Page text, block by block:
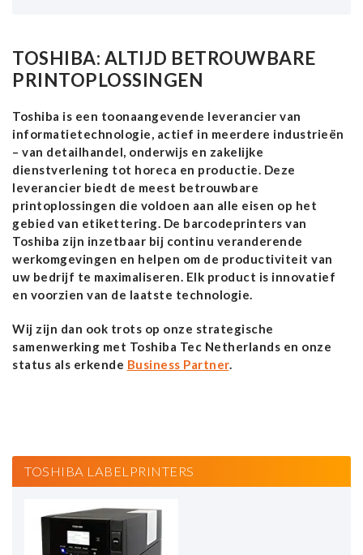
TOSHIBA: ALTIJD BETROUWBARE
PRINTOPLOSSINGEN
Toshiba is een toonaangevende leverancier van
informatietechnologie, actief in meerdere industrieën
– van detailhandel, onderwijs en zakelijke
dienstverlening tot horeca en productie. Deze
leverancier biedt de meest betrouwbare
printoplossingen die voldoen aan alle eisen op het
gebied van etikettering. De barcodeprinters van
Toshiba zijn inzetbaar bij continu veranderende
werkomgevingen en helpen om de productiviteit van
uw bedrijf te maximaliseren. Elk product is innovatief
en voorzien van de laatste technologie.
Wij zijn dan ook trots op onze strategische
samenwerking met Toshiba Tec Netherlands en onze
status als erkende Business Partner.
TOSHIBA LABELPRINTERS